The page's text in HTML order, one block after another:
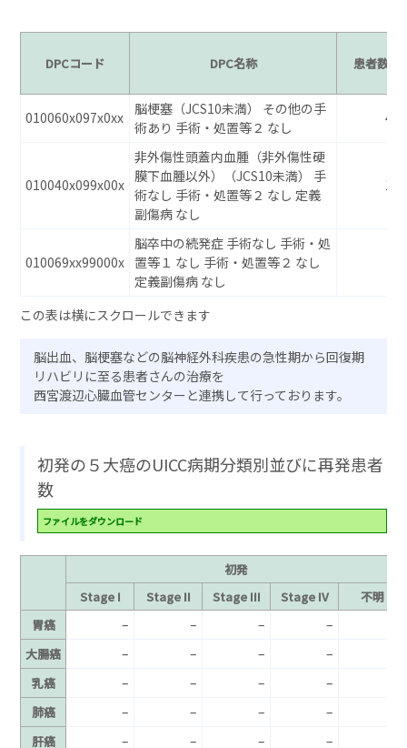
DPCコード DPC名称 患者数
010060x097x0xx
脳梗塞（JCS10未満） その他の手
術あり 手術・処置等２ なし
41
010040x099x00x
非外傷性頭蓋内血腫（非外傷性硬
膜下血腫以外）（JCS10未満） 手
術なし 手術・処置等２ なし 定義
副傷病 なし
10
010069xx99000x
脳卒中の続発症 手術なし 手術・処
置等１ なし 手術・処置等２ なし
定義副傷病 なし
脳出血、脳梗塞などの脳神経外科疾患の急性期から回復期
リハビリに至る患者さんの治療を
西宮渡辺心臓血管センターと連携して行っております。
初発の５大癌のUICC病期分類別並びに再発患者
数
ファイルをダウンロード
初発
Stage I
Stage II Stage III Stage IV
不明
胃癌
– – – –
大腸癌 – – – –
乳癌 – – – –
肺癌 – – – –
肝癌 – – – –